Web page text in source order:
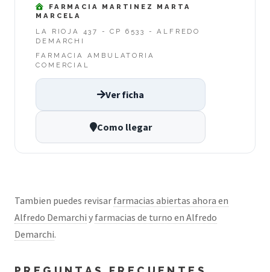
FARMACIA MARTINEZ MARTA
MARCELA
LA RIOJA 437 - CP 6533 - ALFREDO
DEMARCHI
FARMACIA AMBULATORIA
COMERCIAL
Ver ficha
Como llegar
Tambien puedes revisar farmacias abiertas ahora en
Alfredo Demarchi y farmacias de turno en Alfredo
Demarchi.